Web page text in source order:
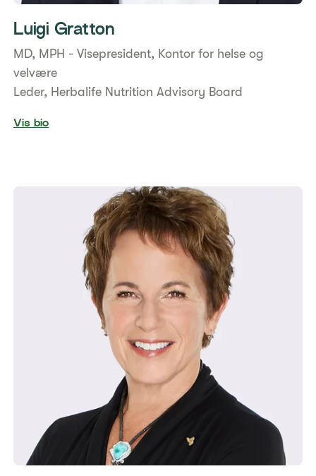
Luigi Gratton
MD, MPH - Visepresident, Kontor for helse og
velvære
Leder, Herbalife Nutrition Advisory Board
Vis bio